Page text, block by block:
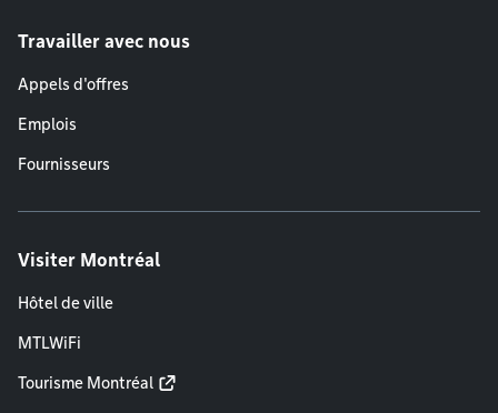
Travailler avec nous
Appels d'offres
Emplois
Fournisseurs
Visiter Montréal
Hôtel de ville
MTLWiFi
Tourisme Montréal